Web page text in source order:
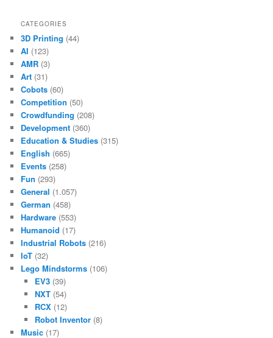
CATEGORIES
3D Printing (44)
AI (123)
AMR (3)
Art (31)
Cobots (60)
Competition (50)
Crowdfunding (208)
Development (360)
Education & Studies (315)
English (665)
Events (258)
Fun (293)
General (1.057)
German (458)
Hardware (553)
Humanoid (17)
Industrial Robots (216)
IoT (32)
Lego Mindstorms (106)
EV3(39)
NXT(54)
RCX(12)
Robot Inventor(8)
Music (17)